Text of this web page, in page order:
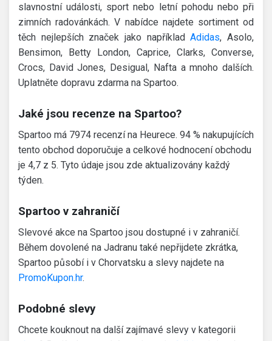
slavnostní události, sport nebo letní pohodu nebo při
zimních radovánkách. V nabídce najdete sortiment od
těch nejlepších značek jako napříkladAdidas, Asolo,
Bensimon, Betty London, Caprice, Clarks, Converse,
Crocs, David Jones, Desigual, Nafta a mnoho dalších.
Uplatněte dopravu zdarma na Spartoo.
Jaké jsou recenze na Spartoo?
Spartoo má 7974 recenzí na Heurece. 94 % nakupujících
tento obchod doporučuje a celkové hodnocení obchodu
je 4,7 z 5. Tyto údaje jsou zde aktualizovány každý
týden.
Spartoo v zahraničí
Slevové akce na Spartoo jsou dostupné i v zahraničí.
Během dovolené na Jadranu také nepřijdete zkrátka,
Spartoo působí i v Chorvatsku a slevy najdete na
PromoKupon.hr.
Podobné slevy
Chcete kouknout na další zajímavé slevy v kategorii